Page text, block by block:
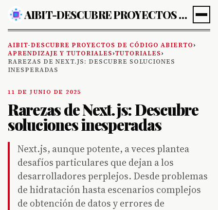
AIBIT-DESCUBRE PROYECTOS DE CÓDIGO ABIERTO
AIBIT-DESCUBRE PROYECTOS DE CÓDIGO ABIERTO›
APRENDIZAJE Y TUTORIALES›TUTORIALES›
RAREZAS DE NEXT.JS: DESCUBRE SOLUCIONES
INESPERADAS
11 DE JUNIO DE 2025
Rarezas de Next.js: Descubre
soluciones inesperadas
Next.js, aunque potente, a veces plantea
desafíos particulares que dejan a los
desarrolladores perplejos. Desde problemas
de hidratación hasta escenarios complejos
de obtención de datos y errores de